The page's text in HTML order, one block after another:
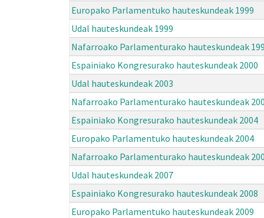
Europako Parlamentuko hauteskundeak 1999
Udal hauteskundeak 1999
Nafarroako Parlamenturako hauteskundeak
Espainiako Kongresurako hauteskundeak 2000
Udal hauteskundeak 2003
Nafarroako Parlamenturako hauteskundeak
Espainiako Kongresurako hauteskundeak 2004
Europako Parlamentuko hauteskundeak 2004
Nafarroako Parlamenturako hauteskundeak
Udal hauteskundeak 2007
Espainiako Kongresurako hauteskundeak 2008
Europako Parlamentuko hauteskundeak 2009